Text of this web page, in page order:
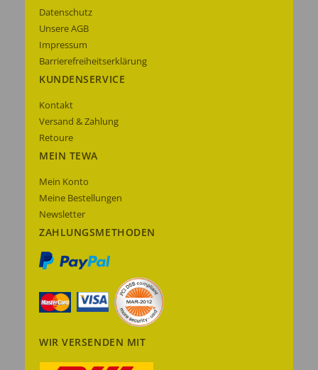
Datenschutz
Unsere AGB
Impressum
Barrierefreiheitserklärung
KUNDENSERVICE
Kontakt
Versand & Zahlung
Retoure
MEIN TEWA
Mein Konto
Meine Bestellungen
Newsletter
ZAHLUNGSMETHODEN
WIR VERSENDEN MIT